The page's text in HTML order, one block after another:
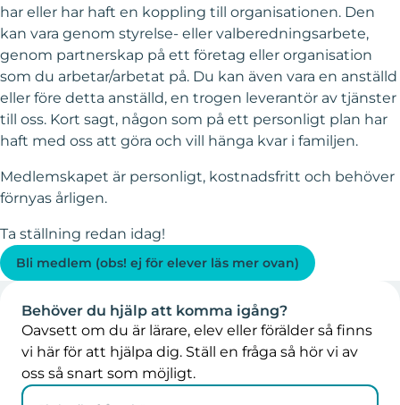
har eller har haft en koppling till organisationen. Den
kan vara genom styrelse- eller valberedningsarbete,
genom partnerskap på ett företag eller organisation
som du arbetar/arbetat på. Du kan även vara en anställd
eller före detta anställd, en trogen leverantör av tjänster
till oss. Kort sagt, någon som på ett personligt plan har
haft med oss att göra och vill hänga kvar i familjen.
Medlemskapet är personligt, kostnadsfritt och behöver
förnyas årligen.
Ta ställning redan idag!
Bli medlem (obs! ej för elever läs mer ovan)
Behöver du hjälp att komma igång?
Oavsett om du är lärare, elev eller förälder så finns
vi här för att hjälpa dig. Ställ en fråga så hör vi av
oss så snart som möjligt.